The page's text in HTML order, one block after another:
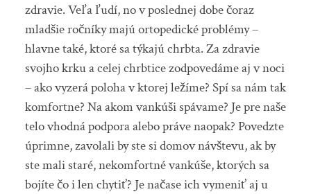
zdravie. Veľa ľudí, no v poslednej dobe čoraz
mladšie ročníky majú ortopedické problémy –
hlavne také, ktoré sa týkajú chrbta. Za zdravie
svojho krku a celej chrbtice zodpovedáme aj v noci
– ako vyzerá poloha v ktorej ležíme? Spí sa nám tak
komfortne? Na akom vankúši spávame? Je pre naše
telo vhodná podpora alebo práve naopak? Povedzte
úprimne, zavolali by ste si domov návštevu, ak by
ste mali staré, nekomfortné vankúše, ktorých sa
bojíte čo i len chytiť? Je načase ich vymeniť aj u